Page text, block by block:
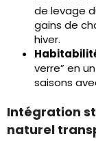
de levage
gains de
hiver.
verre” en
saisons
Intégration
naturel